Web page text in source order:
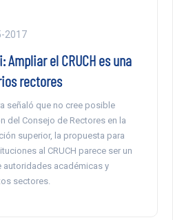
2017
Ampliar el CRUCH es una
rectores
señaló que no cree posible
del Consejo de Rectores en la
superior, la propuesta para
al CRUCH parece ser un
autoridades académicas y
sectores.